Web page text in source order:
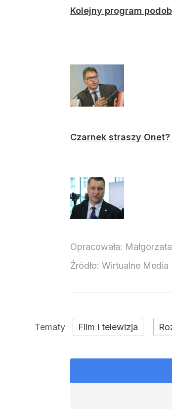
Kolejny program
Czarnek straszy
Opracowała:
Źródło: Wirtualne Media
Film i telewizja